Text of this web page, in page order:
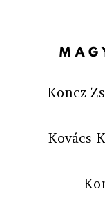
Koncz
Kovács